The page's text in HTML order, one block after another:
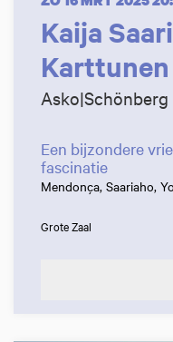
Kaija
Karttunen
Asko|Schönberg
Een bijzondere
fascinatie
Mendonça, Saariaho,
Grote Zaal